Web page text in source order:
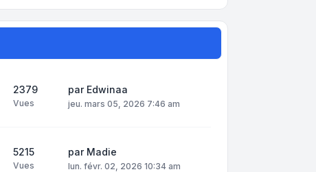
2379
Vues
par Edwinaa
jeu. mars 05, 2026 7:46 am
5215
Vues
par Madie
lun. févr. 02, 2026 10:34 am